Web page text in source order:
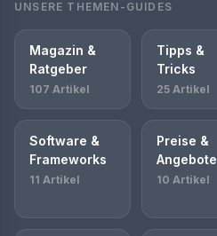
UNSERE THEMEN-GUIDES
Magazin &
Ratgeber
107 Artikel
Tipps &
Tricks
25 Artikel
Software &
Frameworks
11 Artikel
Preise &
Angebote
10 Artikel